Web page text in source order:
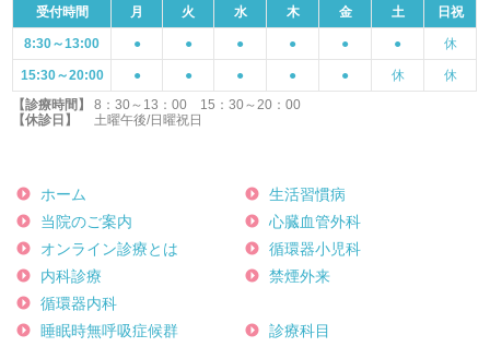
受付時間 月 火 水 木 金 土 日祝
8:30～13:00 ● ● ● ● ● ● 休
15:30～20:00 ● ● ● ● ● 休
休
【診療時間】
8：30～13：00 15：30～20：00
【休診日】
土曜午後/日曜祝日
ホーム
当院のご案内
オンライン診療とは
内科診療
循環器内科
生活習慣病
心臓血管外科
循環器小児科
禁煙外来
睡眠時無呼吸症候群 診療科目